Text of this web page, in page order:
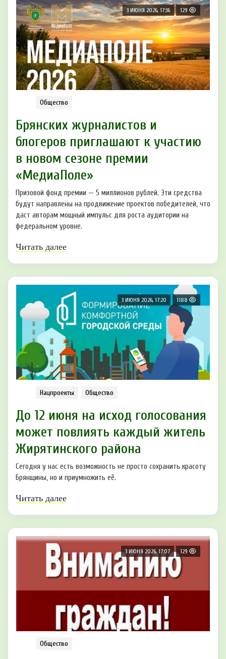
3 ИЮНЯ 2026, 17:36 129
Общество
Брянских журналистов и
блогеров приглашают к участию
в новом сезоне премии
«МедиаПоле»
Призовой фонд премии — 5 миллионов рублей. Эти средства
будут направлены на продвижение проектов победителей, что
даст авторам мощный импульс для роста аудитории на
федеральном уровне.
Читать далее
3 ИЮНЯ 2026, 17:20 1188
Нацпроекты Общество
До 12 июня на исход голосования
может повлиять каждый житель
Жирятинского района
Сегодня у нас есть возможность не просто сохранить красоту
Брянщины, но и приумножить её.
Читать далее
3 ИЮНЯ 2026, 17:07 129
Общество